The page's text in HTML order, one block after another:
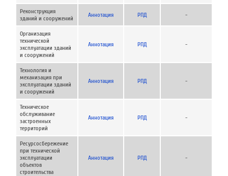
Реконструкция
зданий и сооружений
Аннотация РПД -
Организация
технической
эксплуатации зданий
и сооружений
Аннотация РПД -
Технология и
механизация при
эксплуатации зданий
и сооружений
Аннотация РПД -
Техническое
обслуживание
застроенных
территорий
Аннотация РПД -
Ресурсосбережение
при технической
эксплуатации
объектов
строительства
Аннотация РПД -